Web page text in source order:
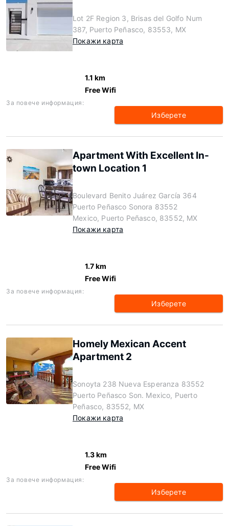
Lot 2F Region 3, Brisas del Golfo Num
387, Puerto Peñasco, 83553, MX
Покажи карта
1.1 km
Free Wifi
За повече информация:
Изберете
Apartment With Excellent In-
town Location 1
Boulevard Benito Juárez García 364
Puerto Peñasco Sonora 83552
Mexico, Puerto Peñasco, 83552, MX
Покажи карта
1.7 km
Free Wifi
За повече информация:
Изберете
Homely Mexican Accent
Apartment 2
Sonoyta 238 Nueva Esperanza 83552
Puerto Peñasco Son. Mexico, Puerto
Peñasco, 83552, MX
Покажи карта
1.3 km
Free Wifi
За повече информация:
Изберете